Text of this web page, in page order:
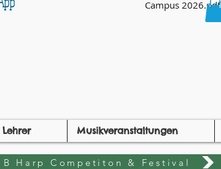
Campus 2026.pdf
Lehrer Musikveranstaltungen
B Harp Competiton & Festival